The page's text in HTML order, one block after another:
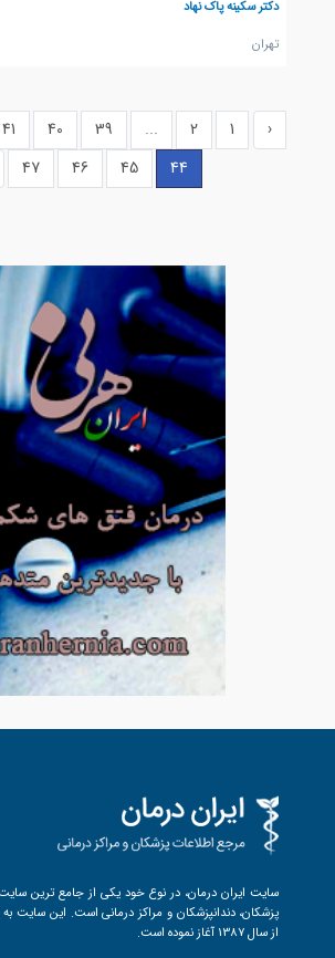
دکتر سکینه پاک نهاد
تهران
‹
1
2
...
39
40
41
44
45
46
47
سایت ایران درمان، در نوع خود یکی از جامع ترین
پزشکان، دندانپزشکان و مراکز درمانی است. این سایت
از سال 1387 آغاز نموده است.